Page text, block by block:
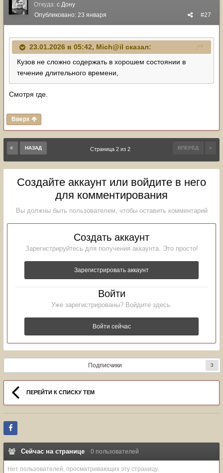
Откуда: с Дону
#27
Опубликовано: 23 января
23.01.2026 в 05:42, Mich@il сказал:
Кузов не сложно содержать в хорошем состоянии в
течение длительного времени,
Смотря где.
Вверх
НАЗАД ВПЕРЁД
Страница 2 из 2
Создайте аккаунт или войдите в него
для комментирования
Вы должны быть пользователем, чтобы оставить комментарий
Создать аккаунт
Зарегистрируйтесь для получения аккаунта. Это просто!
Зарегистрировать аккаунт
Войти
Уже зарегистрированы? Войдите здесь.
Войти сейчас
Подписчики 3
ПЕРЕЙТИ К СПИСКУ ТЕМ
Сейчас на странице 0 пользователей
Нет пользователей, просматривающих эту страницу.